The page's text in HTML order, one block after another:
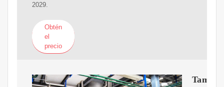
2029.
Obtén
el
precio
Tama?